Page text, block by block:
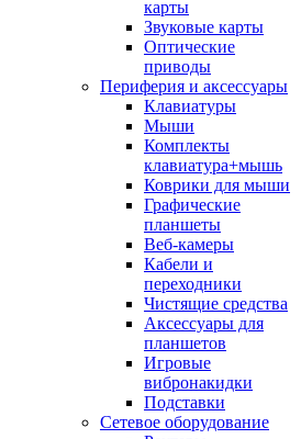
карты
Звуковые карты
Оптические
приводы
Периферия и аксессуары
Клавиатуры
Мыши
Комплекты
клавиатура+мышь
Коврики для мыши
Графические
планшеты
Веб-камеры
Кабели и
переходники
Чистящие средства
Аксессуары для
планшетов
Игровые
вибронакидки
Подставки
Сетевое оборудование